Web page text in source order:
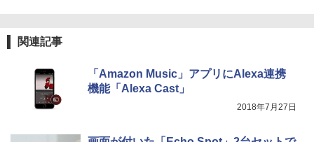
関連記事
「Amazon Music」アプリにAlexa連携
機能「Alexa Cast」
2018年7月27日